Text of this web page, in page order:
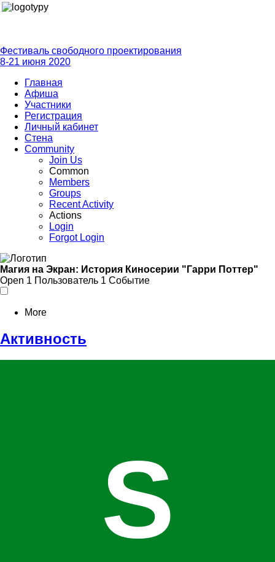
Фестиваль свободного проектирования
8-21 июня 2020
Главная
Афиша
Участники
Регистрация
Личный кабинет
Стена
Community
Join Us
Common
Members
Groups
Recent Activity
Actions
Login
Forgot Login
Магия на Экран: История Киносерии "Гарри Поттер"
Open 1 Пользователь 1 Событие
More
Активность
S